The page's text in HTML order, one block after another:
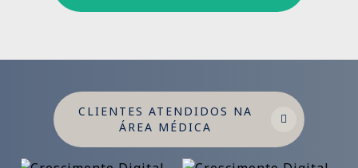
CLIENTES ATENDIDOS NA
ÁREA MÉDICA